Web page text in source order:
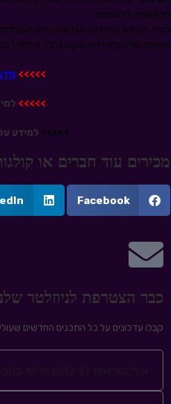
מקצועיות ורלוונטיות.
בעיני, קפיצת המדרגה הגדולה בגיוס
ומסיבת הלינקדאין היא מקום נהדר להתחיל בו.
>>>>>
>>>>>
>>>>> למידע
מכירים עוד חברים או
Facebook
כבר הצטרפת לניוזלטר
קבלו עדכונים על כל התכנים החדשים